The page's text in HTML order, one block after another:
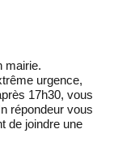
mairie.
urgence,
17h30, vous
répondeur vous
de joindre une